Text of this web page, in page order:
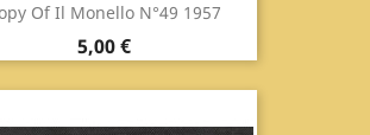
Of Il Monello N°49 1957
Prix
5,00 €